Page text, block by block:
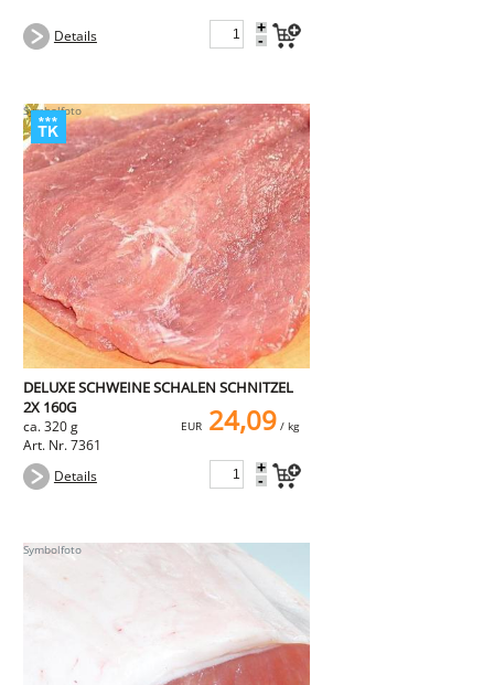
Details +
-
DELUXE SCHWEINE SCHALEN SCHNITZEL
2X 160G
ca. 320 g
Art. Nr. 7361
EUR 24,09/ kg
Details +
-